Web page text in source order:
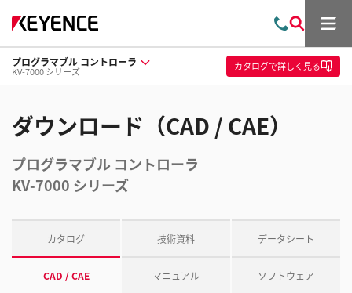
問
い
合
わ
索
メ
ュ
ー
プログラマブル コントローラ
KV-7000 シリーズ カタログで詳しく見る
ダウンロード（CAD / CAE）
プログラマブル コントローラ
KV-7000 シリーズ
カタログ 技術資料 データシート
CAD / CAE マニュアル ソフトウェア